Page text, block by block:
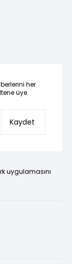
her
üye
Kaydet
uygulamasını